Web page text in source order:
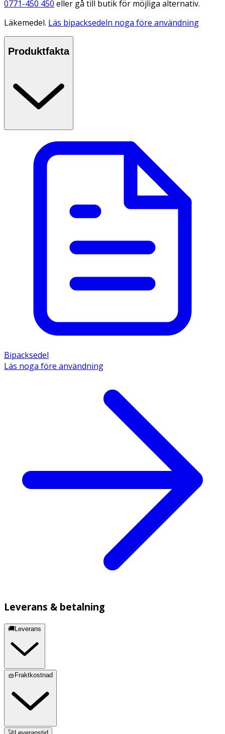
0771-450 450 eller gå till butik för möjliga alternativ.
Läkemedel. Läs bipacksedeln noga före användning
Produktfakta
Bipacksedel
Läs noga före användning
Leverans & betalning
🚚Leverans
🧺Fraktkostnad
🚀Leveranstid